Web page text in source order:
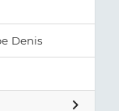
Denis